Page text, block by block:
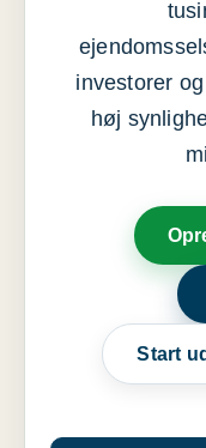
investorer
høj
Start